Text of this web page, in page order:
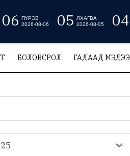
06 ПҮРЭВ
2026-08-06
05
ЛХАГВА
2026-08-05
04
БОЛОВСРОЛ ГАДААД МЭДЭЭ